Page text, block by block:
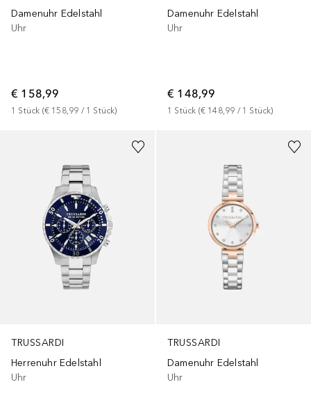
Damenuhr Edelstahl
Uhr
€ 158,99
1 Stück (€ 158,99 / 1 Stück)
Damenuhr Edelstahl
Uhr
€ 148,99
1 Stück (€ 148,99 / 1 Stück)
TRUSSARDI
Herrenuhr Edelstahl
Uhr
TRUSSARDI
Damenuhr Edelstahl
Uhr